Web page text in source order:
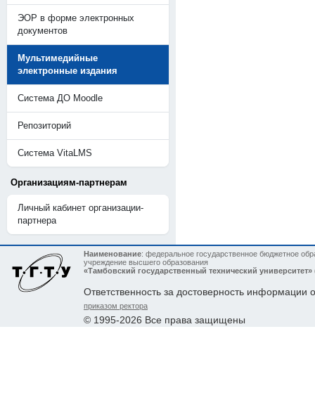
ЭОР в форме электронных
документов
Мультимедийные
электронные издания
Система ДО Moodle
Репозиторий
Система VitaLMS
Организациям-партнерам
Личный кабинет организации-
партнера
Наименование: федеральное государственное бюджетное
учреждение высшего образования
«Тамбовский государственный технический
Ответственность за достоверность информации
приказом ректора
© 1995-2026 Все права защищены